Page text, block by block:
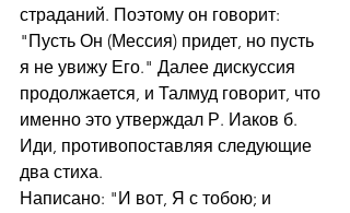
страданий. Поэтому он говорит:
"Пусть Он (Мессия) придет, но пусть
я не увижу Его." Далее дискуссия
продолжается, и Талмуд говорит, что
именно это утверждал Р. Иаков б.
Иди, противопоставляя следующие
два стиха.
Написано: "И вот, Я с тобою; и